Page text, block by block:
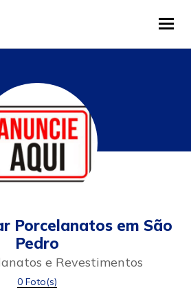
Porcelanatos em São
Pedro
e Revestimentos
0 Foto(s)